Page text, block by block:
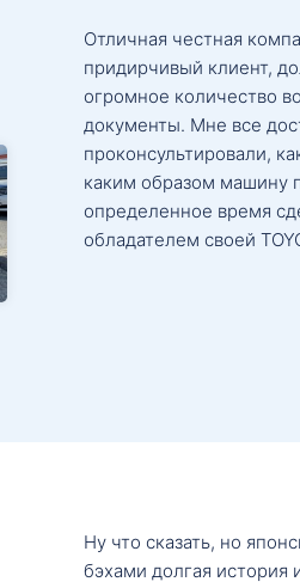
Отличная честная
придирчивый клиент,
огромное количество
документы. Мне все
проконсультировали,
каким образом машину
определенное время
обладателем своей
Ну что сказать, но
бэхами долгая